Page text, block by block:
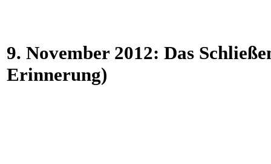
9. November 2012: Das
Erinnerung)